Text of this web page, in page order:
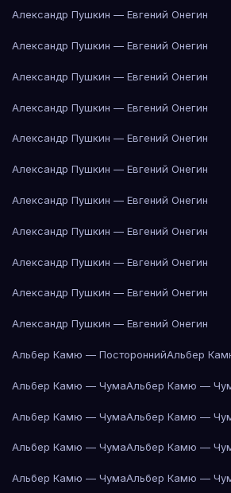
Александр Пушкин — Евгений Онегин
Александр Пушкин — Евгений Онегин
Александр Пушкин — Евгений Онегин
Александр Пушкин — Евгений Онегин
Александр Пушкин — Евгений Онегин
Александр Пушкин — Евгений Онегин
Александр Пушкин — Евгений Онегин
Александр Пушкин — Евгений Онегин
Александр Пушкин — Евгений Онегин
Александр Пушкин — Евгений Онегин
Александр Пушкин — Евгений Онегин
Альбер Камю — ПостороннийАльбер
Альбер Камю — ЧумаАльбер Камю —
Альбер Камю — ЧумаАльбер Камю —
Альбер Камю — ЧумаАльбер Камю —
Альбер Камю — ЧумаАльбер Камю —